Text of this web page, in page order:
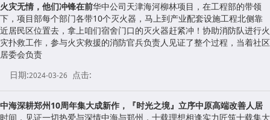
火灾无情，他们冲锋在前华中公司天津海河柳林项目，在工程部的带领
下，项目部每个部门各带10个灭火器，马上到产业配套设施工程北侧靠
近居民区位置去，拿上咱们宿舍门口的灭火器赶紧冲！协助消防队进行火
灾扑救工作，参与火灾救援的消防官兵负责人见证了整个过程，当着社区
居委会负责
日期:2024-03-26 点击:
中海深耕郑州10周年集大成新作，『时光之境』立序中原高端改善人居
时间，见证一切热爱与深情中海与郑州，十载理想相逢实力匠筑十载集大